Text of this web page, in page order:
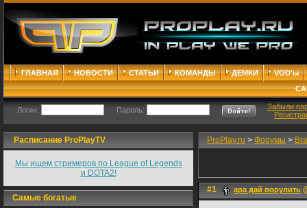
ГЛАВНАЯ НОВОСТИ СТАТЬИ КОМАНДЫ ДЕМКИ
VOD'ы
Логин: Пароль:
Забыли
Расписание ProPlayTV
Мы ищем стримеров по League of Legends
и DOTA2!
Самые богатые
ProPlay.ru > Форумы >
#1 ара дай порулить